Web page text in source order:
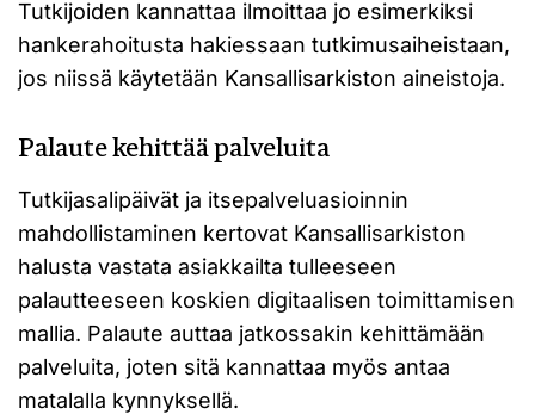
Tutkijoiden kannattaa ilmoittaa jo esimerkiksi
hankerahoitusta hakiessaan tutkimusaiheistaan,
jos niissä käytetään Kansallisarkiston aineistoja.
Palaute kehittää palveluita
Tutkijasalipäivät ja itsepalveluasioinnin
mahdollistaminen kertovat Kansallisarkiston
halusta vastata asiakkailta tulleeseen
palautteeseen koskien digitaalisen toimittamisen
mallia. Palaute auttaa jatkossakin kehittämään
palveluita, joten sitä kannattaa myös antaa
matalalla kynnyksellä.